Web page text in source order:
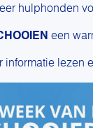
hulphonden
een
informatie lezen